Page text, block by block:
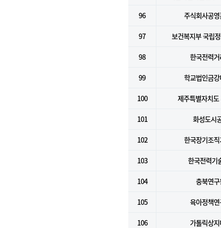
96 주식회사공
97 보건복지부 국립
98 한국전력
99 학교법인금
100 제주특별자치도
101 화성도시
102 한국장기조
103 한국전력기
104 충북연
105 육아정책
106 가톨릭상